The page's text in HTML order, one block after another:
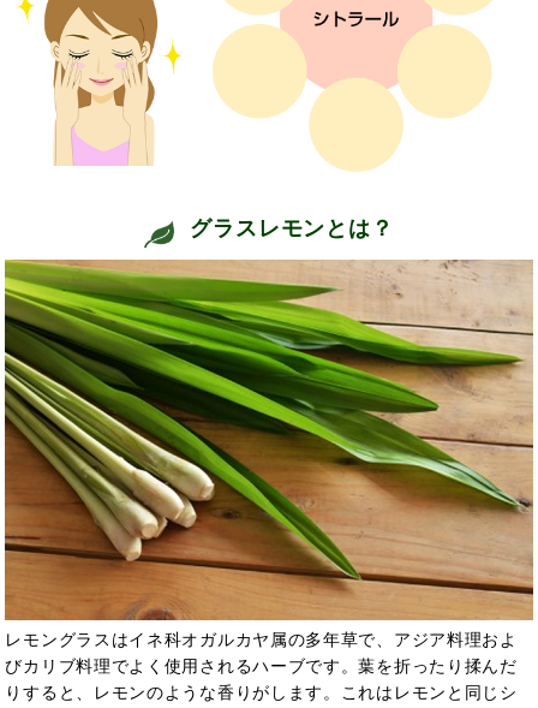
グラスレモンとは？
レモングラスはイネ科オガルカヤ属の多年草で、アジア料理およ
びカリブ料理でよく使用されるハーブです。葉を折ったり揉んだ
りすると、レモンのような香りがします。これはレモンと同じシ